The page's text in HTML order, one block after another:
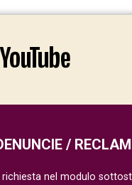
/
richiesta nel modulo